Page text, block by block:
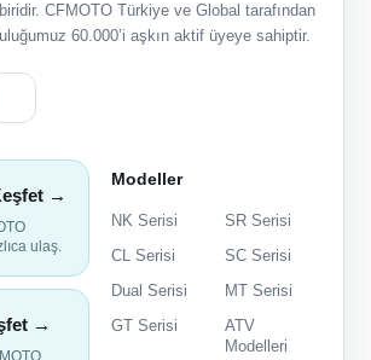
CFMOTO Türkiye ve Global tarafından
60.000’i aşkın aktif üyeye sahiptir.
→
ulaş.
→
Modeller
NK Serisi
SR Serisi
CL Serisi
SC Serisi
Dual Serisi
MT Serisi
GT Serisi
ATV
Modelleri